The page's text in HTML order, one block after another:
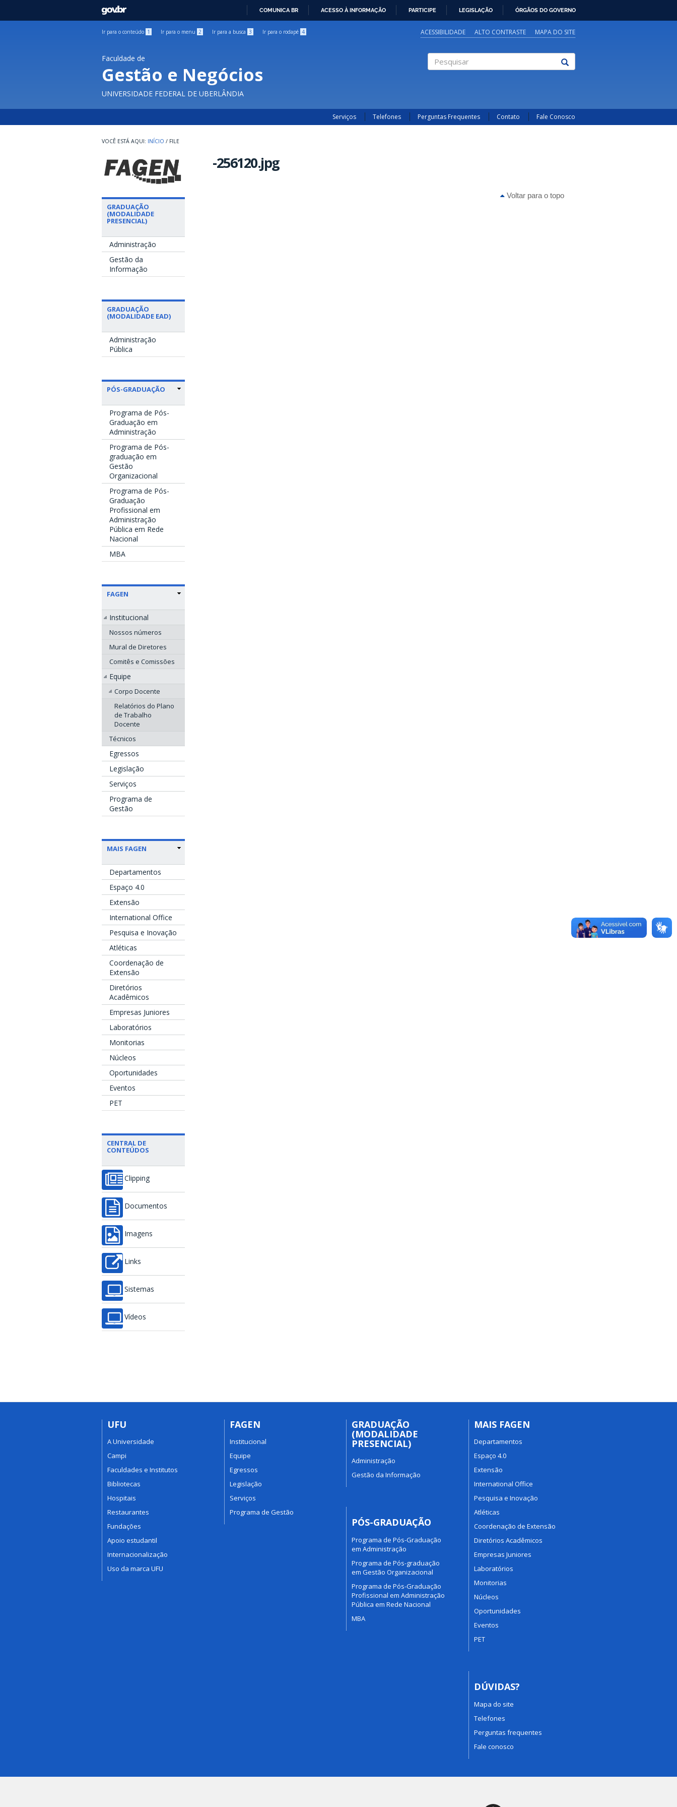
GOVBR
COMUNICA BR ACESSO À INFORMAÇÃO PARTICIPE LEGISLAÇÃO ÓRGÃOS DO GOVERNO
Ir para o conteúdo 1 Ir para o menu 2 Ir para a busca 3 Ir para o rodapé 4 ACESSIBILIDADE ALTO CONTRASTE MAPA DO SITE
Faculdade de
Gestão e Negócios
UNIVERSIDADE FEDERAL DE UBERLÂNDIA
Serviços Telefones Perguntas Frequentes Contato Fale Conosco
INÍCIO / FILE
GRADUAÇÃO
(MODALIDADE
PRESENCIAL)
Administração
Gestão da
Informação
GRADUAÇÃO
(MODALIDADE EAD)
Administração
Pública
PÓS-GRADUAÇÃO
Programa de Pós-
Graduação em
Administração
Programa de Pós-
graduação em
Gestão
Organizacional
Programa de Pós-
Graduação
Profissional em
Administração
Pública em Rede
Nacional
MBA
FAGEN
Institucional
Nossos números
Mural de Diretores
Comitês e Comissões
Equipe
Corpo Docente
Relatórios do Plano
de Trabalho
Docente
Técnicos
Egressos
Legislação
Serviços
Programa de
Gestão
MAIS FAGEN
Departamentos
Espaço 4.0
Extensão
International Office
Pesquisa e Inovação
Atléticas
Coordenação de
Extensão
Diretórios
Acadêmicos
Empresas Juniores
Laboratórios
Monitorias
Núcleos
Oportunidades
Eventos
PET
CENTRAL DE
CONTEÚDOS
Clipping
Documentos
Imagens
Links
Sistemas
Vídeos
-256120.jpg
Voltar para o topo
UFU
A Universidade
Campi
Faculdades e Institutos
Bibliotecas
Hospitais
Restaurantes
Fundações
Apoio estudantil
Internacionalização
Uso da marca UFU
FAGEN
Institucional
Equipe
Egressos
Legislação
Serviços
Programa de Gestão
GRADUAÇÃO
(MODALIDADE
PRESENCIAL)
Administração
Gestão da Informação
PÓS-GRADUAÇÃO
Programa de Pós-Graduação
em Administração
Programa de Pós-graduação
em Gestão Organizacional
Programa de Pós-Graduação
Profissional em Administração
Pública em Rede Nacional
MBA
MAIS FAGEN
Departamentos
Espaço 4.0
Extensão
International Office
Pesquisa e Inovação
Atléticas
Coordenação de Extensão
Diretórios Acadêmicos
Empresas Juniores
Laboratórios
Monitorias
Núcleos
Oportunidades
Eventos
PET
DÚVIDAS?
Mapa do site
Telefones
Perguntas frequentes
Fale conosco